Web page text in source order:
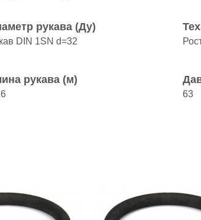
рукава (Ду)
DIN 1SN d=32
рукава (м)
63